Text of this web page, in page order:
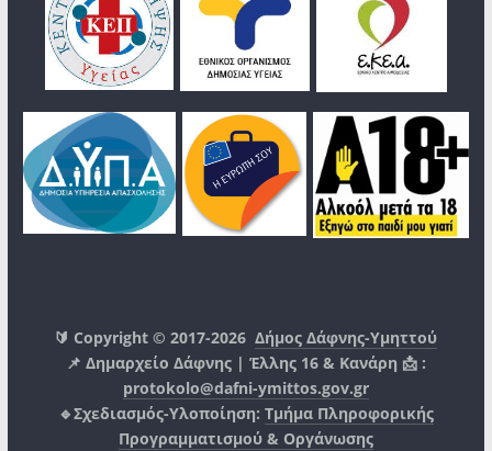
🔰 Copyright © 2017-2026Δήμος Δάφνης-Υμηττού
📌 Δημαρχείο Δάφνης | Έλλης 16 & Κανάρη 📩 :
protokolo@dafni-ymittos.gov.gr
🔹Σχεδιασμός-Υλοποίηση: Τμήμα Πληροφορικής
Προγραμματισμού & Οργάνωσης